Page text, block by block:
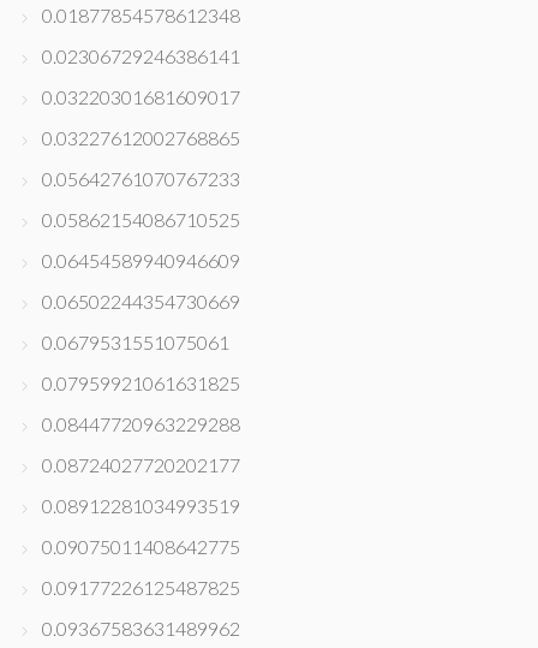
0.01877854578612348
0.02306729246386141
0.03220301681609017
0.03227612002768865
0.05642761070767233
0.05862154086710525
0.06454589940946609
0.06502244354730669
0.0679531551075061
0.07959921061631825
0.08447720963229288
0.08724027720202177
0.08912281034993519
0.09075011408642775
0.09177226125487825
0.09367583631489962